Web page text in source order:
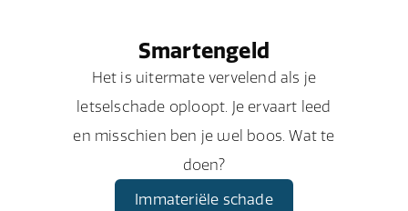
Smartengeld
Het is uitermate vervelend als je
letselschade oploopt. Je ervaart leed
en misschien ben je wel boos. Wat te
doen?
Immateriële schade